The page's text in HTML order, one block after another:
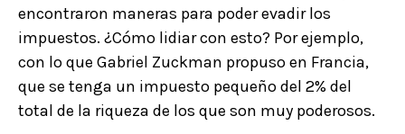
encontraron maneras para poder evadir los
impuestos. ¿Cómo lidiar con esto? Por ejemplo,
con lo que Gabriel Zuckman propuso en Francia,
que se tenga un impuesto pequeño del 2% del
total de la riqueza de los que son muy poderosos.